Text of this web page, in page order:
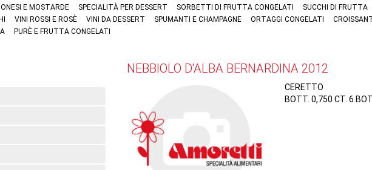
E MOSTARDE SPECIALITÀ PER DESSERT SORBETTI DI FRUTTA CONGELATI
SUCCHI DI FRUTTA
VINI ROSSI E ROSÈ VINI DA DESSERT SPUMANTI E CHAMPAGNE ORTAGGI CONGELATI
PURÈ E FRUTTA CONGELATI
NEBBIOLO D'ALBA BERNARDINA 2012
CERETTO
BOTT. 0,750 CT. 6